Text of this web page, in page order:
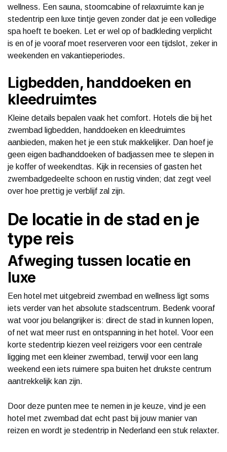
wellness. Een sauna, stoomcabine of relaxruimte kan je
stedentrip een luxe tintje geven zonder dat je een volledige
spa hoeft te boeken. Let er wel op of badkleding verplicht
is en of je vooraf moet reserveren voor een tijdslot, zeker in
weekenden en vakantieperiodes.
Ligbedden, handdoeken en
kleedruimtes
Kleine details bepalen vaak het comfort. Hotels die bij het
zwembad ligbedden, handdoeken en kleedruimtes
aanbieden, maken het je een stuk makkelijker. Dan hoef je
geen eigen badhanddoeken of badjassen mee te slepen in
je koffer of weekendtas. Kijk in recensies of gasten het
zwembadgedeelte schoon en rustig vinden; dat zegt veel
over hoe prettig je verblijf zal zijn.
De locatie in de stad en je
type reis
Afweging tussen locatie en
luxe
Een hotel met uitgebreid zwembad en wellness ligt soms
iets verder van het absolute stadscentrum. Bedenk vooraf
wat voor jou belangrijker is: direct de stad in kunnen lopen,
of net wat meer rust en ontspanning in het hotel. Voor een
korte stedentrip kiezen veel reizigers voor een centrale
ligging met een kleiner zwembad, terwijl voor een lang
weekend een iets ruimere spa buiten het drukste centrum
aantrekkelijk kan zijn.
Door deze punten mee te nemen in je keuze, vind je een
hotel met zwembad dat echt past bij jouw manier van
reizen en wordt je stedentrip in Nederland een stuk relaxter.